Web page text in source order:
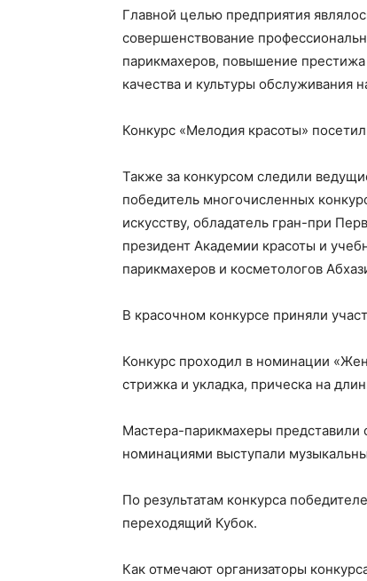
Главной целью предприятия
совершенствование
парикмахеров, повышение
качества и культуры обслуживания
Конкурс «Мелодия красоты»
Также за конкурсом следили
победитель многочисленных
искусству, обладатель гран-при
президент Академии красоты и
парикмахеров и косметологов
В красочном конкурсе приняли
Конкурс проходил в номинации
стрижка и укладка, прическа на
Мастера-парикмахеры
номинациями выступали
По результатам конкурса
переходящий Кубок.
Как отмечают организаторы